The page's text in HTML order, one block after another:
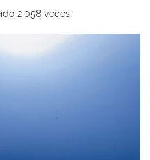
2.058 veces